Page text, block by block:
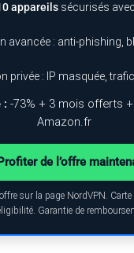
appareilssécurisés
avancée : anti-phishing,
privée : IP masquée,
: -73% + 3 mois offerts
Amazon.fr
de l’offre
sur la page NordVPN.
Garantie de